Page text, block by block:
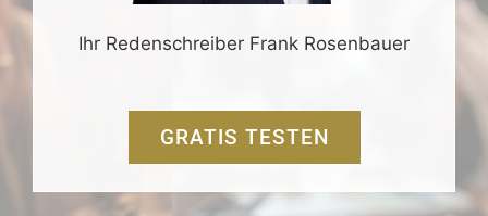
Ihr Redenschreiber Frank Rosenbauer
GRATIS TESTEN